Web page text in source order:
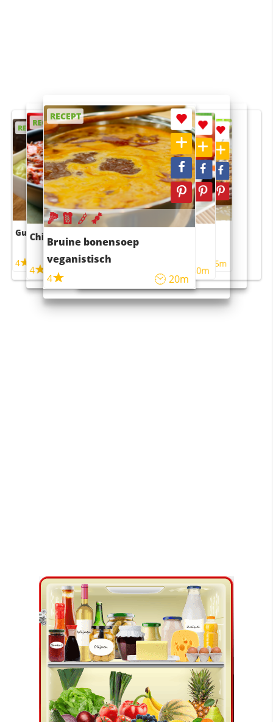
RECEPT
Guacamole
4
RECEPT
Chili con carne
4 45m
RECEPT
Bruine bonensoep
veganistisch
4
20m
RECEPT
Sushi rijstsalade
maaltijdsalade
40m
RECEPT
4 55m